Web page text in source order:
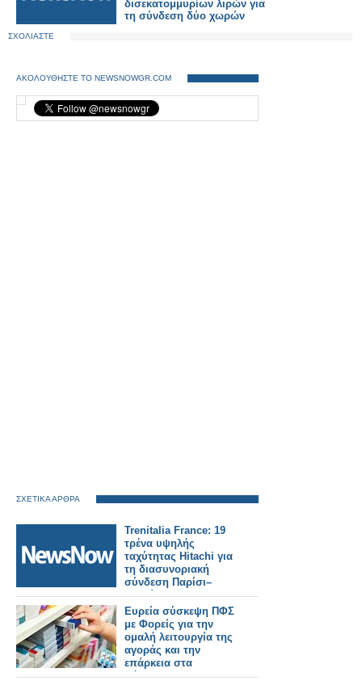
δισεκατομμυρίων λιρών για
τη σύνδεση δύο χωρών
ΣΧΟΛΙΑΣΤΕ
ΑΚΟΛΟΥΘΗΣΤΕ ΤΟ NEWSNOWGR.COM
ΣΧΕΤΙΚΑ ΑΡΘΡΑ
Trenitalia France: 19
τρένα υψηλής
ταχύτητας Hitachi για
τη διασυνοριακή
σύνδεση Παρίσι–
Λονδίνο.
Ευρεία σύσκεψη ΠΦΣ
με Φορείς για την
ομαλή λειτουργία της
αγοράς και την
επάρκεια στα
φάρμακα!